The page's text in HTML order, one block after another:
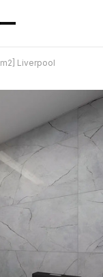
Liverpool